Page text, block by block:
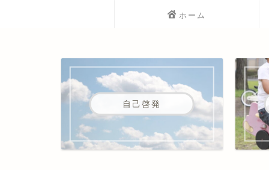
ホーム
自己啓発